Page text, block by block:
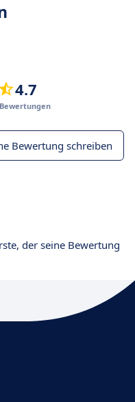
4.7
Bewertung schreiben
der seine Bewertung